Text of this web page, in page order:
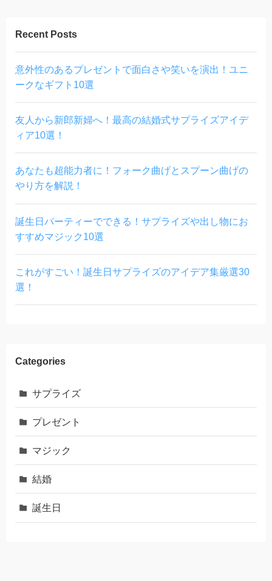
Recent Posts
意外性のあるプレゼントで面白さや笑いを演出！ユニ
ークなギフト10選
友人から新郎新婦へ！最高の結婚式サプライズアイデ
ィア10選！
あなたも超能力者に！フォーク曲げとスプーン曲げの
やり方を解説！
誕生日パーティーでできる！サプライズや出し物にお
すすめマジック10選
これがすごい！誕生日サプライズのアイデア集厳選30
選！
Categories
サプライズ
プレゼント
マジック
結婚
誕生日